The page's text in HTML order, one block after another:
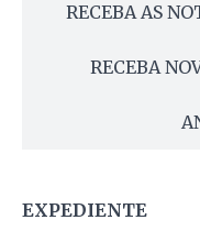
RECEBA AS
RECEBA
EXPEDIENTE